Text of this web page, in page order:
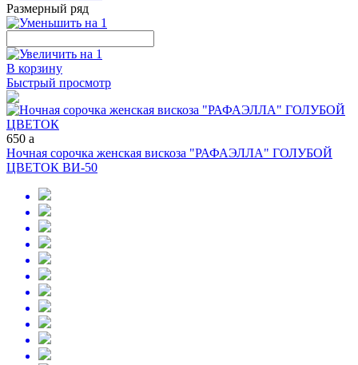
Размерный ряд
В корзину
Быстрый просмотр
650 a
Ночная сорочка женская вискоза "РАФАЭЛЛА" ГОЛУБОЙ
ЦВЕТОК ВИ-50